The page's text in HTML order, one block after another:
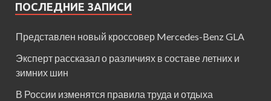
ПОСЛЕДНИЕ ЗАПИСИ
Представлен новый кроссовер Mercedes-Benz GLA
Эксперт рассказал о различиях в составе летних и
зимних шин
В России изменятся правила труда и отдыха